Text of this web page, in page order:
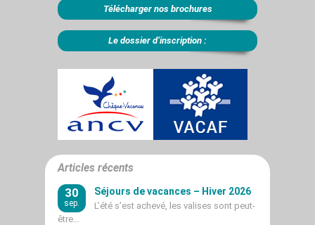
Télécharger nos brochures
Le dossier d’inscription :
Articles récents
30
sep.
Séjours de vacances – Hiver 2026
L’été s’est achevé, les valises sont peut-
être…